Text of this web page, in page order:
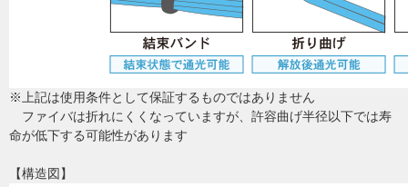
※上記は使用条件として保証するものではありません
ファイバは折れにくくなっていますが、許容曲げ半径以下では寿
命が低下する可能性があります
【構造図】